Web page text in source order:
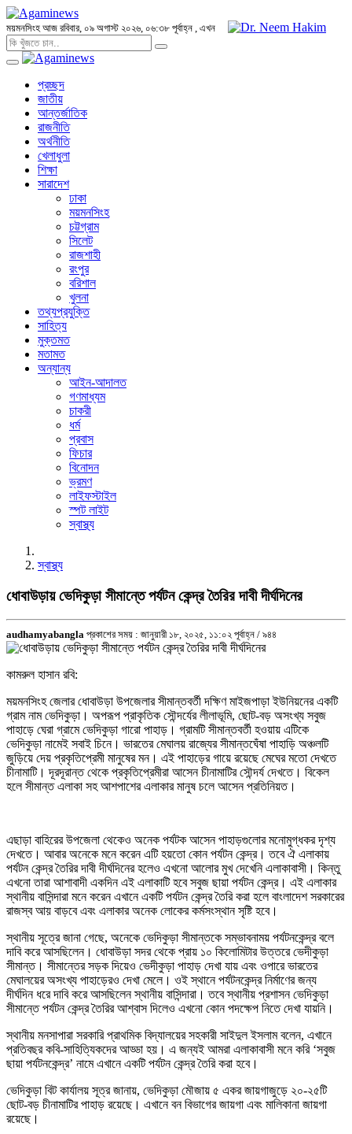
ময়মনসিংহ আজ রবিবার, ০৯ অগাস্ট ২০২৬, ০৬:৩৮ পূর্বাহ্ন , এখন
প্রচ্ছদ
জাতীয়
আন্তর্জাতিক
রাজনীতি
অর্থনীতি
খেলাধুলা
শিক্ষা
সারাদেশ
ঢাকা
ময়মনসিংহ
চট্টগ্রাম
সিলেট
রাজশাহী
রংপুর
বরিশাল
খুলনা
তথ্যপ্রযুক্তি
সাহিত্য
মুক্তমত
মতামত
অন্যান্য
আইন-আদালত
গণমাধ্যম
চাকরী
ধর্ম
প্রবাস
ফিচার
বিনোদন
ভ্রমণ
লাইফস্টাইল
স্পট লাইট
স্বাস্থ্য
স্বাস্থ্য
ধোবাউড়ায় ভেদিকুড়া সীমান্তে পর্যটন কেন্দ্র তৈরির দাবী দীর্ঘদিনের
audhamyabangla প্রকাশের সময় : জানুয়ারী ১৮, ২০২৫, ১১:০২ পূর্বাহ্ন / ৯৪৪
কামরুল হাসান রবি:
ময়মনসিংহ জেলার ধোবাউড়া উপজেলার সীমান্তবর্তী দক্ষিণ মাইজপাড়া ইউনিয়নের একটি
গ্রাম নাম ভেদিকুড়া। অপরূপ প্রাকৃতিক সৌন্দর্যের লীলাভূমি, ছোট-বড় অসংখ্য সবুজ
পাহাড়ে ঘেরা গ্রামে ভেদিকুড়া গারো পাহাড়। গ্রামটি সীমান্তবর্তী হওয়ায় এটিকে
ভেদিকুড়া নামেই সবাই চিনে। ভারতের মেঘালয় রাজ্যের সীমান্তঘেঁষা পাহাড়ি অঞ্চলটি
জুড়িয়ে দেয় প্রকৃতিপ্রেমী মানুষের মন। এই পাহাড়ের গায়ে রয়েছে মেঘের মতো দেখতে
চীনামাটি। দূরদূরান্ত থেকে প্রকৃতিপ্রেমীরা আসেন চীনামাটির সৌন্দর্য দেখতে। বিকেল
হলে সীমান্ত এলাকা সহ আশপাশের এলাকার মানুষ চলে আসেন প্রতিনিয়ত।
এছাড়া বাহিরের উপজেলা থেকেও অনেক পর্যটক আসেন পাহাড়গুলোর মনোমুগ্ধকর দৃশ্য
দেখতে। আবার অনেকে মনে করেন এটি হয়তো কোন পর্যটন কেন্দ্র। তবে ঐ এলাকায়
পর্যটন কেন্দ্র তৈরির দাবী দীর্ঘদিনের হলেও এখনো আলোর মুখ দেখেনি এলাকাবাসী। কিন্তু
এখনো তারা আশাবাদী একদিন এই এলাকাটি হবে সবুজ ছায়া পর্যটন কেন্দ্র। এই এলাকার
স্থানীয় বাসিন্দারা মনে করেন এখানে একটি পর্যটন কেন্দ্র তৈরি করা হলে বাংলাদেশ সরকারের
রাজস্ব আয় বাড়বে এবং এলাকার অনেক লোকের কর্মসংস্থান সৃষ্টি হবে।
স্থানীয় সূত্রে জানা গেছে, অনেকে ভেদিকুড়া সীমান্তকে সম্ভাবনাময় পর্যটনকেন্দ্র বলে
দাবি করে আসছিলেন। ধোবাউড়া সদর থেকে প্রায় ১০ কিলোমিটার উত্তরে ভেদীকুড়া
সীমান্ত। সীমান্তের সড়ক দিয়েও ভেদীকুড়া পাহাড় দেখা যায় এবং ওপারে ভারতের
মেঘালয়ের অসংখ্য পাহাড়েরও দেখা মেলে। ওই স্থানে পর্যটনকেন্দ্র নির্মাণের জন্য
দীর্ঘদিন ধরে দাবি করে আসছিলেন স্থানীয় বাসিন্দারা। তবে স্থানীয় প্রশাসন ভেদিকুড়া
সীমান্তে পর্যটন কেন্দ্র তৈরির আশ্বাস দিলেও এখনো কোন পদক্ষেপ নিতে দেখা যায়নি।
স্থানীয় মনসাপারা সরকারি প্রাথমিক বিদ্যালয়ের সহকারী সাইদুল ইসলাম বলেন, এখানে
প্রতিবছর কবি-সাহিত্যিকদের আড্ডা হয়। এ জন্যই আমরা এলাকাবাসী মনে করি ‘সবুজ
ছায়া পর্যটনকেন্দ্র’ নামে এখানে একটি পর্যটন কেন্দ্র তৈরি করা হবে।
ভেদিকুড়া বিট কার্যালয় সূত্র জানায়, ভেদিকুড়া মৌজায় ৫ একর জায়গাজুড়ে ২০-২৫টি
ছোট-বড় চীনামাটির পাহাড় রয়েছে। এখানে বন বিভাগের জায়গা এবং মালিকানা জায়গা
রয়েছে।